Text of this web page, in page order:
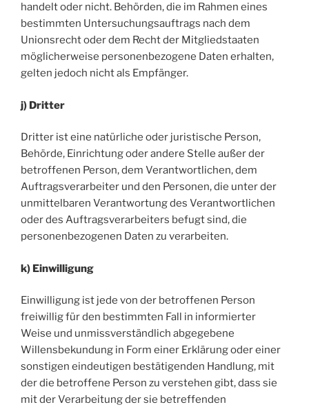
handelt oder nicht. Behörden, die im Rahmen eines
bestimmten Untersuchungsauftrags nach dem
Unionsrecht oder dem Recht der Mitgliedstaaten
möglicherweise personenbezogene Daten erhalten,
gelten jedoch nicht als Empfänger.
j) Dritter
Dritter ist eine natürliche oder juristische Person,
Behörde, Einrichtung oder andere Stelle außer der
betroffenen Person, dem Verantwortlichen, dem
Auftragsverarbeiter und den Personen, die unter der
unmittelbaren Verantwortung des Verantwortlichen
oder des Auftragsverarbeiters befugt sind, die
personenbezogenen Daten zu verarbeiten.
k) Einwilligung
Einwilligung ist jede von der betroffenen Person
freiwillig für den bestimmten Fall in informierter
Weise und unmissverständlich abgegebene
Willensbekundung in Form einer Erklärung oder einer
sonstigen eindeutigen bestätigenden Handlung, mit
der die betroffene Person zu verstehen gibt, dass sie
mit der Verarbeitung der sie betreffenden